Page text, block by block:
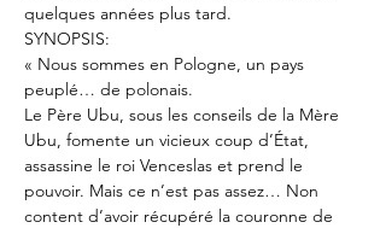
quelques années plus tard.
SYNOPSIS:
« Nous sommes en Pologne, un pays
peuplé… de polonais.
Le Père Ubu, sous les conseils de la Mère
Ubu, fomente un vicieux coup d’État,
assassine le roi Venceslas et prend le
pouvoir. Mais ce n’est pas assez… Non
content d’avoir récupéré la couronne de